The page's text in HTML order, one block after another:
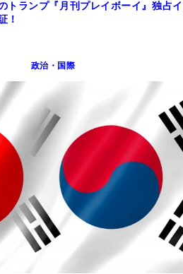
トランプ『月刊プレイボーイ』独占イ
！
政治・国際